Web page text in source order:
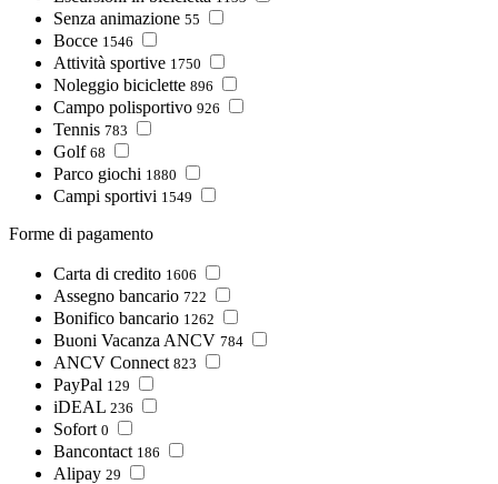
Senza animazione 55
Bocce 1546
Attività sportive 1750
Noleggio biciclette 896
Campo polisportivo 926
Tennis 783
Golf 68
Parco giochi 1880
Campi sportivi 1549
Forme di pagamento
Carta di credito 1606
Assegno bancario 722
Bonifico bancario 1262
Buoni Vacanza ANCV 784
ANCV Connect 823
PayPal 129
iDEAL 236
Sofort 0
Bancontact 186
Alipay 29